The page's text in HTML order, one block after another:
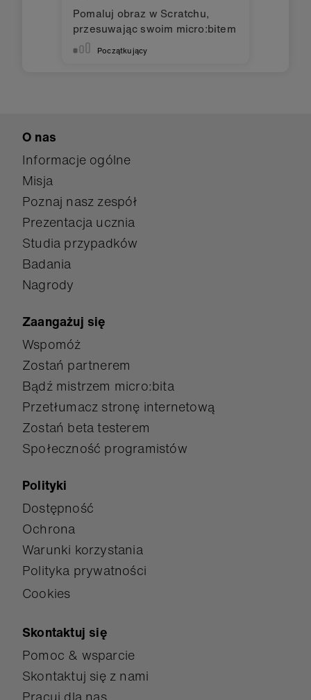
Pomaluj obraz w Scratchu,
przesuwając swoim micro:bitem
Początkujący
O nas
Informacje ogólne
Misja
Poznaj nasz zespół
Prezentacja ucznia
Studia przypadków
Badania
Nagrody
Zaangażuj się
Wspomóż
Zostań partnerem
Bądź mistrzem micro:bita
Przetłumacz stronę internetową
Zostań beta testerem
Społeczność programistów
Polityki
Dostępność
Ochrona
Warunki korzystania
Polityka prywatności
Cookies
Skontaktuj się
Pomoc & wsparcie
Skontaktuj się z nami